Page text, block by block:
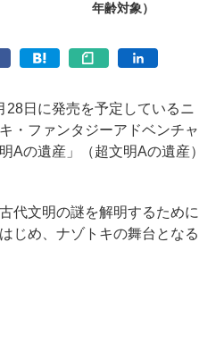
年齢対象）
日に発売を予定しているニ
・ファンタジーアドベンチャ
Aの遺産」（超文明Aの遺産）
代文明の謎を解明するために
じめ、ナゾトキの舞台となる